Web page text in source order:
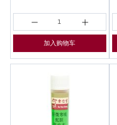
加入购物车